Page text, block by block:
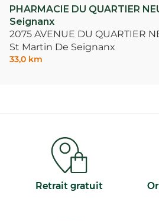
PHARMACIE DU QUARTIER
Seignanx
2075 AVENUE DU QUARTIER
St Martin De Seignanx
33,0 km
Retrait gratuit